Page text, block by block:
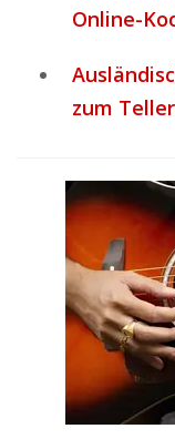
Online-
zum Teller